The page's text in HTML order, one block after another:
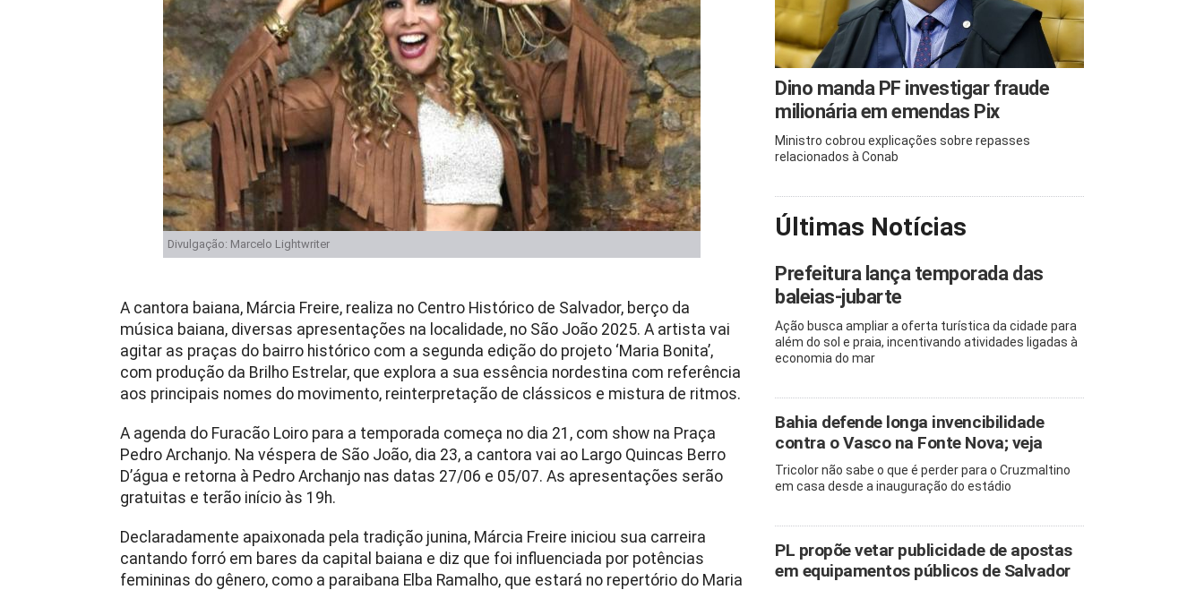
Divulgação: Marcelo Lightwriter
A cantora baiana, Márcia Freire, realiza no Centro Histórico de Salvador, berço da
música baiana, diversas apresentações na localidade, no São João 2025. A artista vai
agitar as praças do bairro histórico com a segunda edição do projeto ‘Maria Bonita’,
com produção da Brilho Estrelar, que explora a sua essência nordestina com referência
aos principais nomes do movimento, reinterpretação de clássicos e mistura de ritmos.
A agenda do Furacão Loiro para a temporada começa no dia 21, com show na Praça
Pedro Archanjo. Na véspera de São João, dia 23, a cantora vai ao Largo Quincas Berro
D’água e retorna à Pedro Archanjo nas datas 27/06 e 05/07. As apresentações serão
gratuitas e terão início às 19h.
Declaradamente apaixonada pela tradição junina, Márcia Freire iniciou sua carreira
cantando forró em bares da capital baiana e diz que foi influenciada por potências
femininas do gênero, como a paraibana Elba Ramalho, que estará no repertório do Maria
Dino manda PF investigar fraude
milionária em emendas Pix
Ministro cobrou explicações sobre repasses
relacionados à Conab
Últimas Notícias
Prefeitura lança temporada das
baleias-jubarte
Ação busca ampliar a oferta turística da cidade para
além do sol e praia, incentivando atividades ligadas à
economia do mar
Bahia defende longa invencibilidade
contra o Vasco na Fonte Nova; veja
Tricolor não sabe o que é perder para o Cruzmaltino
em casa desde a inauguração do estádio
PL propõe vetar publicidade de apostas
em equipamentos públicos de Salvador